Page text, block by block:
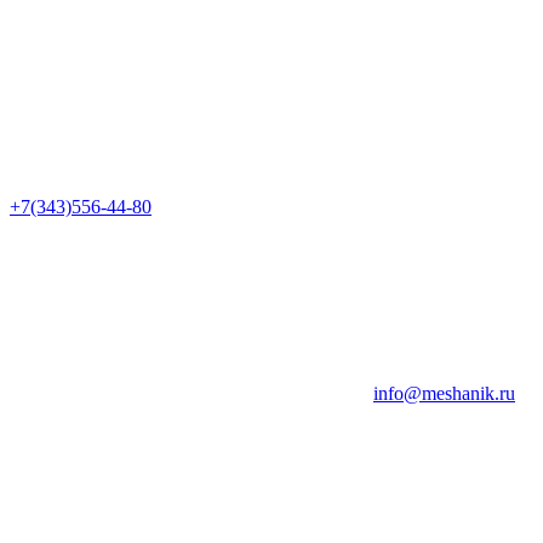
+7(343)556-44-80
info@meshanik.ru